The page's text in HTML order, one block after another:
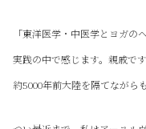
「東洋医学・中医学とヨガの
実践の中で感じます。親戚です
約5000年前大陸を隔てながら